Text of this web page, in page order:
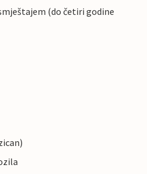
(do četiri godine